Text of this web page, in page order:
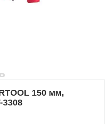
150 мм,
3308